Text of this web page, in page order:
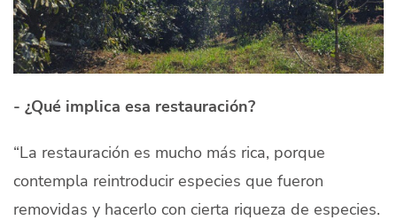
- ¿Qué implica esa restauración?
“La restauración es mucho más rica, porque
contempla reintroducir especies que fueron
removidas y hacerlo con cierta riqueza de especies.